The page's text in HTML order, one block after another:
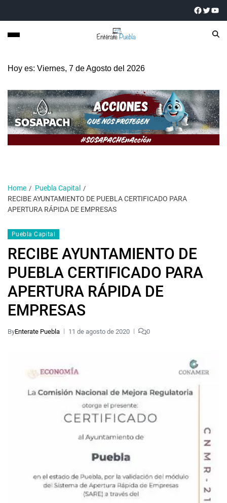
Hoy es: Viernes, 7 de Agosto del 2026
Home
Puebla Capital
RECIBE AYUNTAMIENTO DE PUEBLA CERTIFICADO PARA
APERTURA RÁPIDA DE EMPRESAS
Puebla Capital
RECIBE AYUNTAMIENTO DE
PUEBLA CERTIFICADO PARA
APERTURA RÁPIDA DE
EMPRESAS
ByEnterate Puebla 11 de agosto de 2020 0